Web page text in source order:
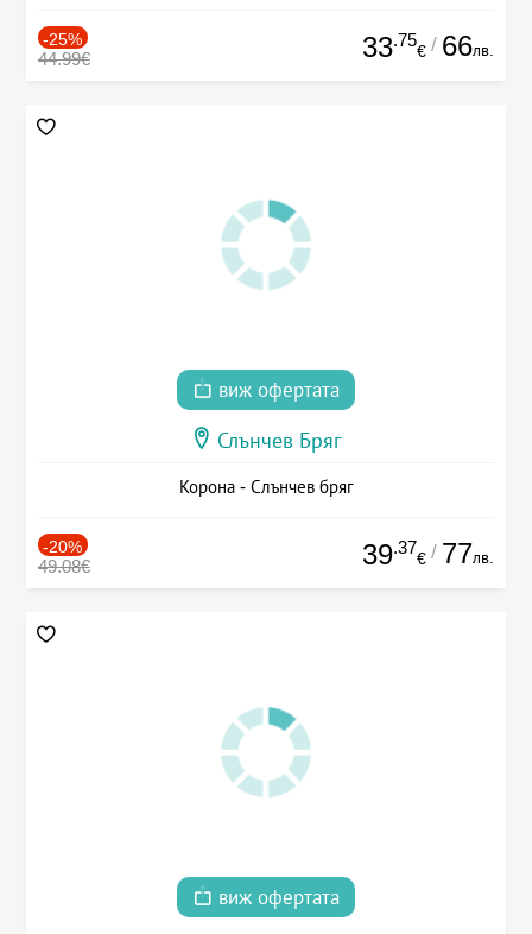
-25%
44.99€ 33.75
€ / 66лв.
виж офертата
Слънчев Бряг
Корона - Слънчев бряг
-20%
49.08€ 39.37
€ / 77лв.
виж офертата